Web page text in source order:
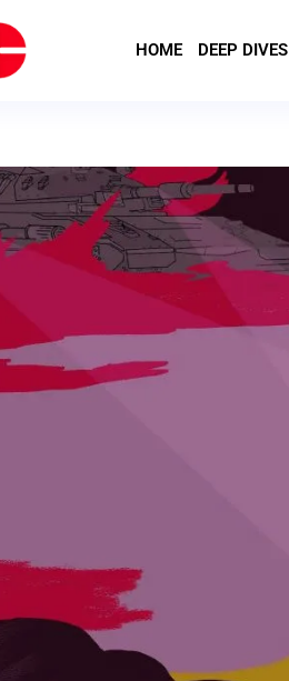
HOME DEEP DIVES